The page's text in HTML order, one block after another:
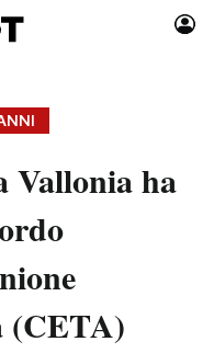
Moda
Consumismi
Storie/Idee
Media
Vallonia ha
(CETA)